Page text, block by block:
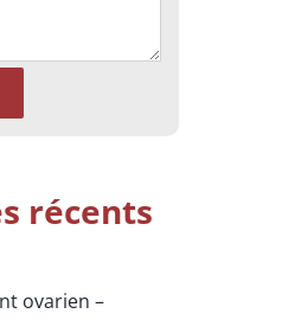
récents
ovarien –